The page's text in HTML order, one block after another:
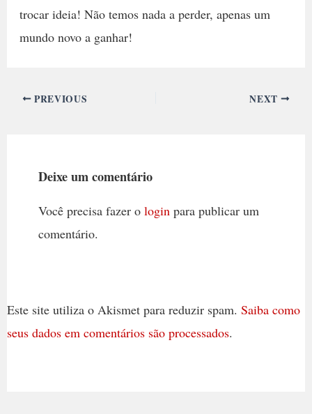
trocar ideia! Não temos nada a perder, apenas um
mundo novo a ganhar!
PREVIOUS NEXT
Deixe um comentário
Você precisa fazer o loginpara publicar um
comentário.
Este site utiliza o Akismet para reduzir spam. Saiba como
seus dados em comentários são processados.